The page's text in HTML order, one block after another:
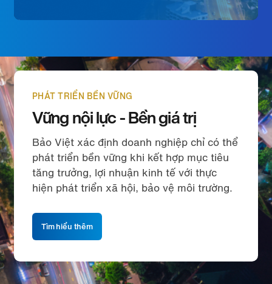
PHÁT TRIỂN BỀN VỮNG
Vững nội lực - Bền giá trị
Bảo Việt xác định doanh nghiệp chỉ có thể
phát triển bền vững khi kết hợp mục tiêu
tăng trưởng, lợi nhuận kinh tế với thực
hiện phát triển xã hội, bảo vệ môi trường.
Tìm hiểu thêm